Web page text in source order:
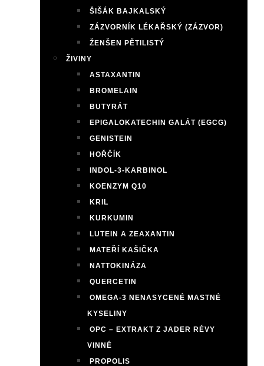
ŠIŠÁK BAJKALSKÝ
ZÁZVORNÍK LÉKAŘSKÝ (ZÁZVOR)
ŽENŠEN PĚTILISTÝ
ŽIVINY
ASTAXANTIN
BROMELAIN
BUTYRÁT
EPIGALOKATECHIN GALÁT (EGCG)
GENISTEIN
HOŘČÍK
INDOL-3-KARBINOL
KOENZYM Q10
KRIL
KURKUMIN
LUTEIN A ZEAXANTIN
MATEŘÍ KAŠIČKA
NATTOKINÁZA
QUERCETIN
OMEGA-3 NENASYCENÉ MASTNÉ
KYSELINY
OPC – EXTRAKT Z JADER RÉVY
VINNÉ
PROPOLIS